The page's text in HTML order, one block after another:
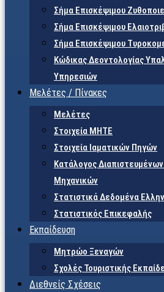
Σήμα Επισκέψιμου
Σήμα Επισκέψιμου
Σήμα Επισκέψιμου
Κώδικας Δεοντολογίας
Υπηρεσιών
Μελέτες / Πίνακες
Μελέτες
Στοιχεία ΜΗΤΕ
Στοιχεία Ιαματικών Πηγών
Κατάλογος
Μηχανικών
Στατιστικά Δεδομένα
Στατιστικός Επικεφαλής
Εκπαίδευση
Μητρώο Ξεναγών
Σχολές Τουριστικής
Διεθνείς Σχέσεις